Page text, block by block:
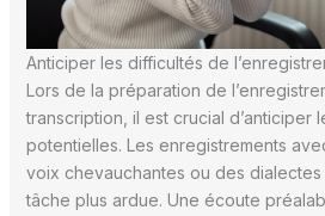
Anticiper les difficultés de
Lors de la préparation de
transcription, il est crucial d’anticiper
potentielles. Les enregistrements
voix chevauchantes ou des
tâche plus ardue. Une écoute